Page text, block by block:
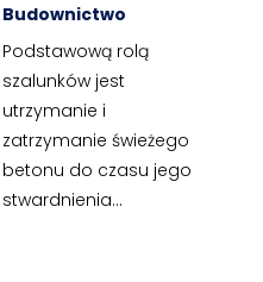
Budownictwo
Podstawową rolą
szalunków jest
utrzymanie i
zatrzymanie świeżego
betonu do czasu jego
stwardnienia...